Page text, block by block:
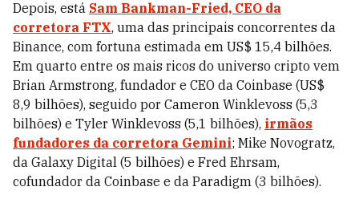
Depois, está Sam Bankman-Fried, CEO da
corretora FTX, uma das principais concorrentes da
Binance, com fortuna estimada em US$ 15,4 bilhões.
Em quarto entre os mais ricos do universo cripto vem
Brian Armstrong, fundador e CEO da Coinbase (US$
8,9 bilhões), seguido por Cameron Winklevoss (5,3
bilhões) e Tyler Winklevoss (5,1 bilhões), irmãos
fundadores da corretora Gemini; Mike Novogratz,
da Galaxy Digital (5 bilhões) e Fred Ehrsam,
cofundador da Coinbase e da Paradigm (3 bilhões).